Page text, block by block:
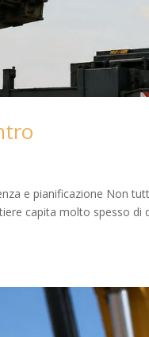
e pianificazione Non
capita molto spesso di